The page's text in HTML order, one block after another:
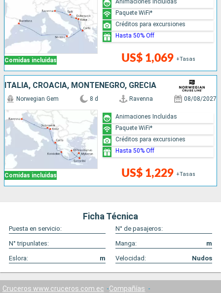
Comidas incluidas US$ 1,069 +Tasas
Animaciones Incluidas
Paquete WiFi*
Créditos para excursiones
Hasta 50% Off
ITALIA, CROACIA, MONTENEGRO, GRECIA
Comidas incluidas
Norwegian Gem 8 d Ravenna 08/08/2027
US$ 1,229 +Tasas
Animaciones Incluidas
Paquete WiFi*
Créditos para excursiones
Hasta 50% Off
Ficha Técnica
Puesta en servicio:
N° de pasajeros:
N° tripunlates:
Manga:
m
Eslora:
m Velocidad: Nudos
Cruceros www.cruceros.com.ec
Compañías